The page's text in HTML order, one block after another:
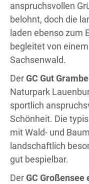
anspruchsvollen
belohnt, doch die
laden ebenso zum
begleitet von
Sachsenwald.
DerGC Gut
Naturpark
sportlich
Schönheit. Die
mit Wald- und
landschaftlich
gut bespielbar.
DerGC Großensee